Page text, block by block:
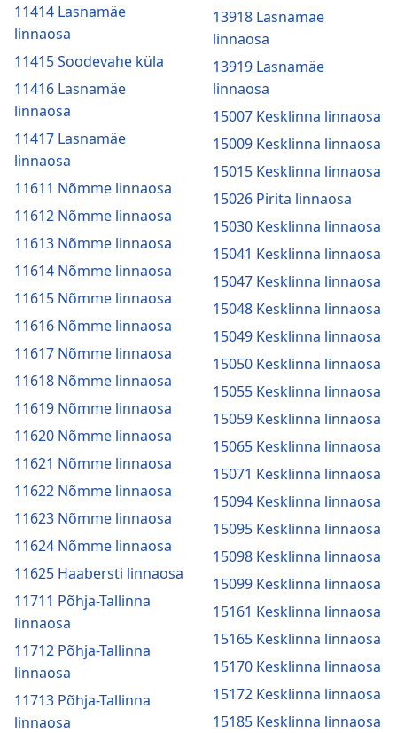
11414 Lasnamäe
linnaosa
11415 Soodevahe küla
11416 Lasnamäe
linnaosa
11417 Lasnamäe
linnaosa
11611 Nõmme linnaosa
11612 Nõmme linnaosa
11613 Nõmme linnaosa
11614 Nõmme linnaosa
11615 Nõmme linnaosa
11616 Nõmme linnaosa
11617 Nõmme linnaosa
11618 Nõmme linnaosa
11619 Nõmme linnaosa
11620 Nõmme linnaosa
11621 Nõmme linnaosa
11622 Nõmme linnaosa
11623 Nõmme linnaosa
11624 Nõmme linnaosa
11625 Haabersti linnaosa
11711 Põhja-Tallinna
linnaosa
11712 Põhja-Tallinna
linnaosa
11713 Põhja-Tallinna
linnaosa
13918 Lasnamäe
linnaosa
13919 Lasnamäe
linnaosa
15007 Kesklinna linnaosa
15009 Kesklinna linnaosa
15015 Kesklinna linnaosa
15026 Pirita linnaosa
15030 Kesklinna linnaosa
15041 Kesklinna linnaosa
15047 Kesklinna linnaosa
15048 Kesklinna linnaosa
15049 Kesklinna linnaosa
15050 Kesklinna linnaosa
15055 Kesklinna linnaosa
15059 Kesklinna linnaosa
15065 Kesklinna linnaosa
15071 Kesklinna linnaosa
15094 Kesklinna linnaosa
15095 Kesklinna linnaosa
15098 Kesklinna linnaosa
15099 Kesklinna linnaosa
15161 Kesklinna linnaosa
15165 Kesklinna linnaosa
15170 Kesklinna linnaosa
15172 Kesklinna linnaosa
15185 Kesklinna linnaosa